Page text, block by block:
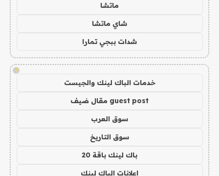
ماتشا
شاي ماتشا
شدات ببجي تمارا
!
خدمات الباك لينك والجيست
guest post مقال ضيف
سوق العرب
سوق التاريخ
باك لينك باقة 20
اعلانات الباك لينك